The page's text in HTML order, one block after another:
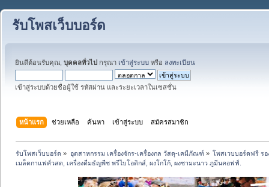
รับโพสเว็บบอร์ด
ยินดีต้อนรับคุณ, บุคคลทั่วไป กรุณา เข้าสู่ระบบ หรือ ลงทะเบียน
เข้าสู่ระบบด้วยชื่อผู้ใช้ รหัสผ่าน และระยะเวลาในเซสชั่น
หน้าแรก ช่วยเหลือ ค้นหา เข้าสู่ระบบ สมัครสมาชิก
รับโพสเว็บบอร์ด » อุตสาหกรรม เครื่องจักร-เครื่องกล วัสดุ-เคมีภัณฑ์ » โพสเวบบอร์ดฟรี รอ
เมล็ดกาแฟคั่วสด, เครื่องดื่มธัญพืช พรีไบโอติกส์, ผงโกโก้, ผงชามะนาว ภูมีนคอฟฟ์.